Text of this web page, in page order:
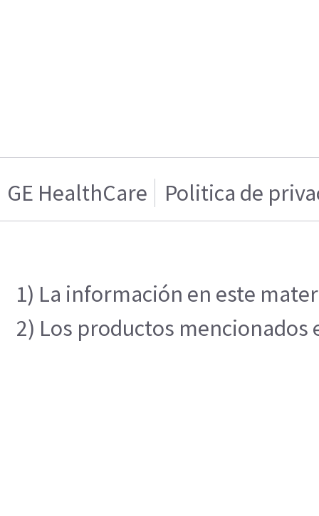
GE HealthCare Politica de
1) La información en este
2) Los productos